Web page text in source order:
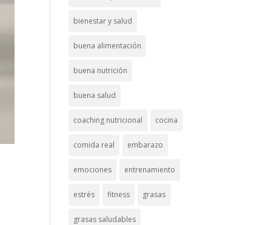
bienestar y salud
buena alimentación
buena nutrición
buena salud
coaching nutricional cocina
comida real embarazo
emociones entrenamiento
estrés fitness grasas
grasas saludables